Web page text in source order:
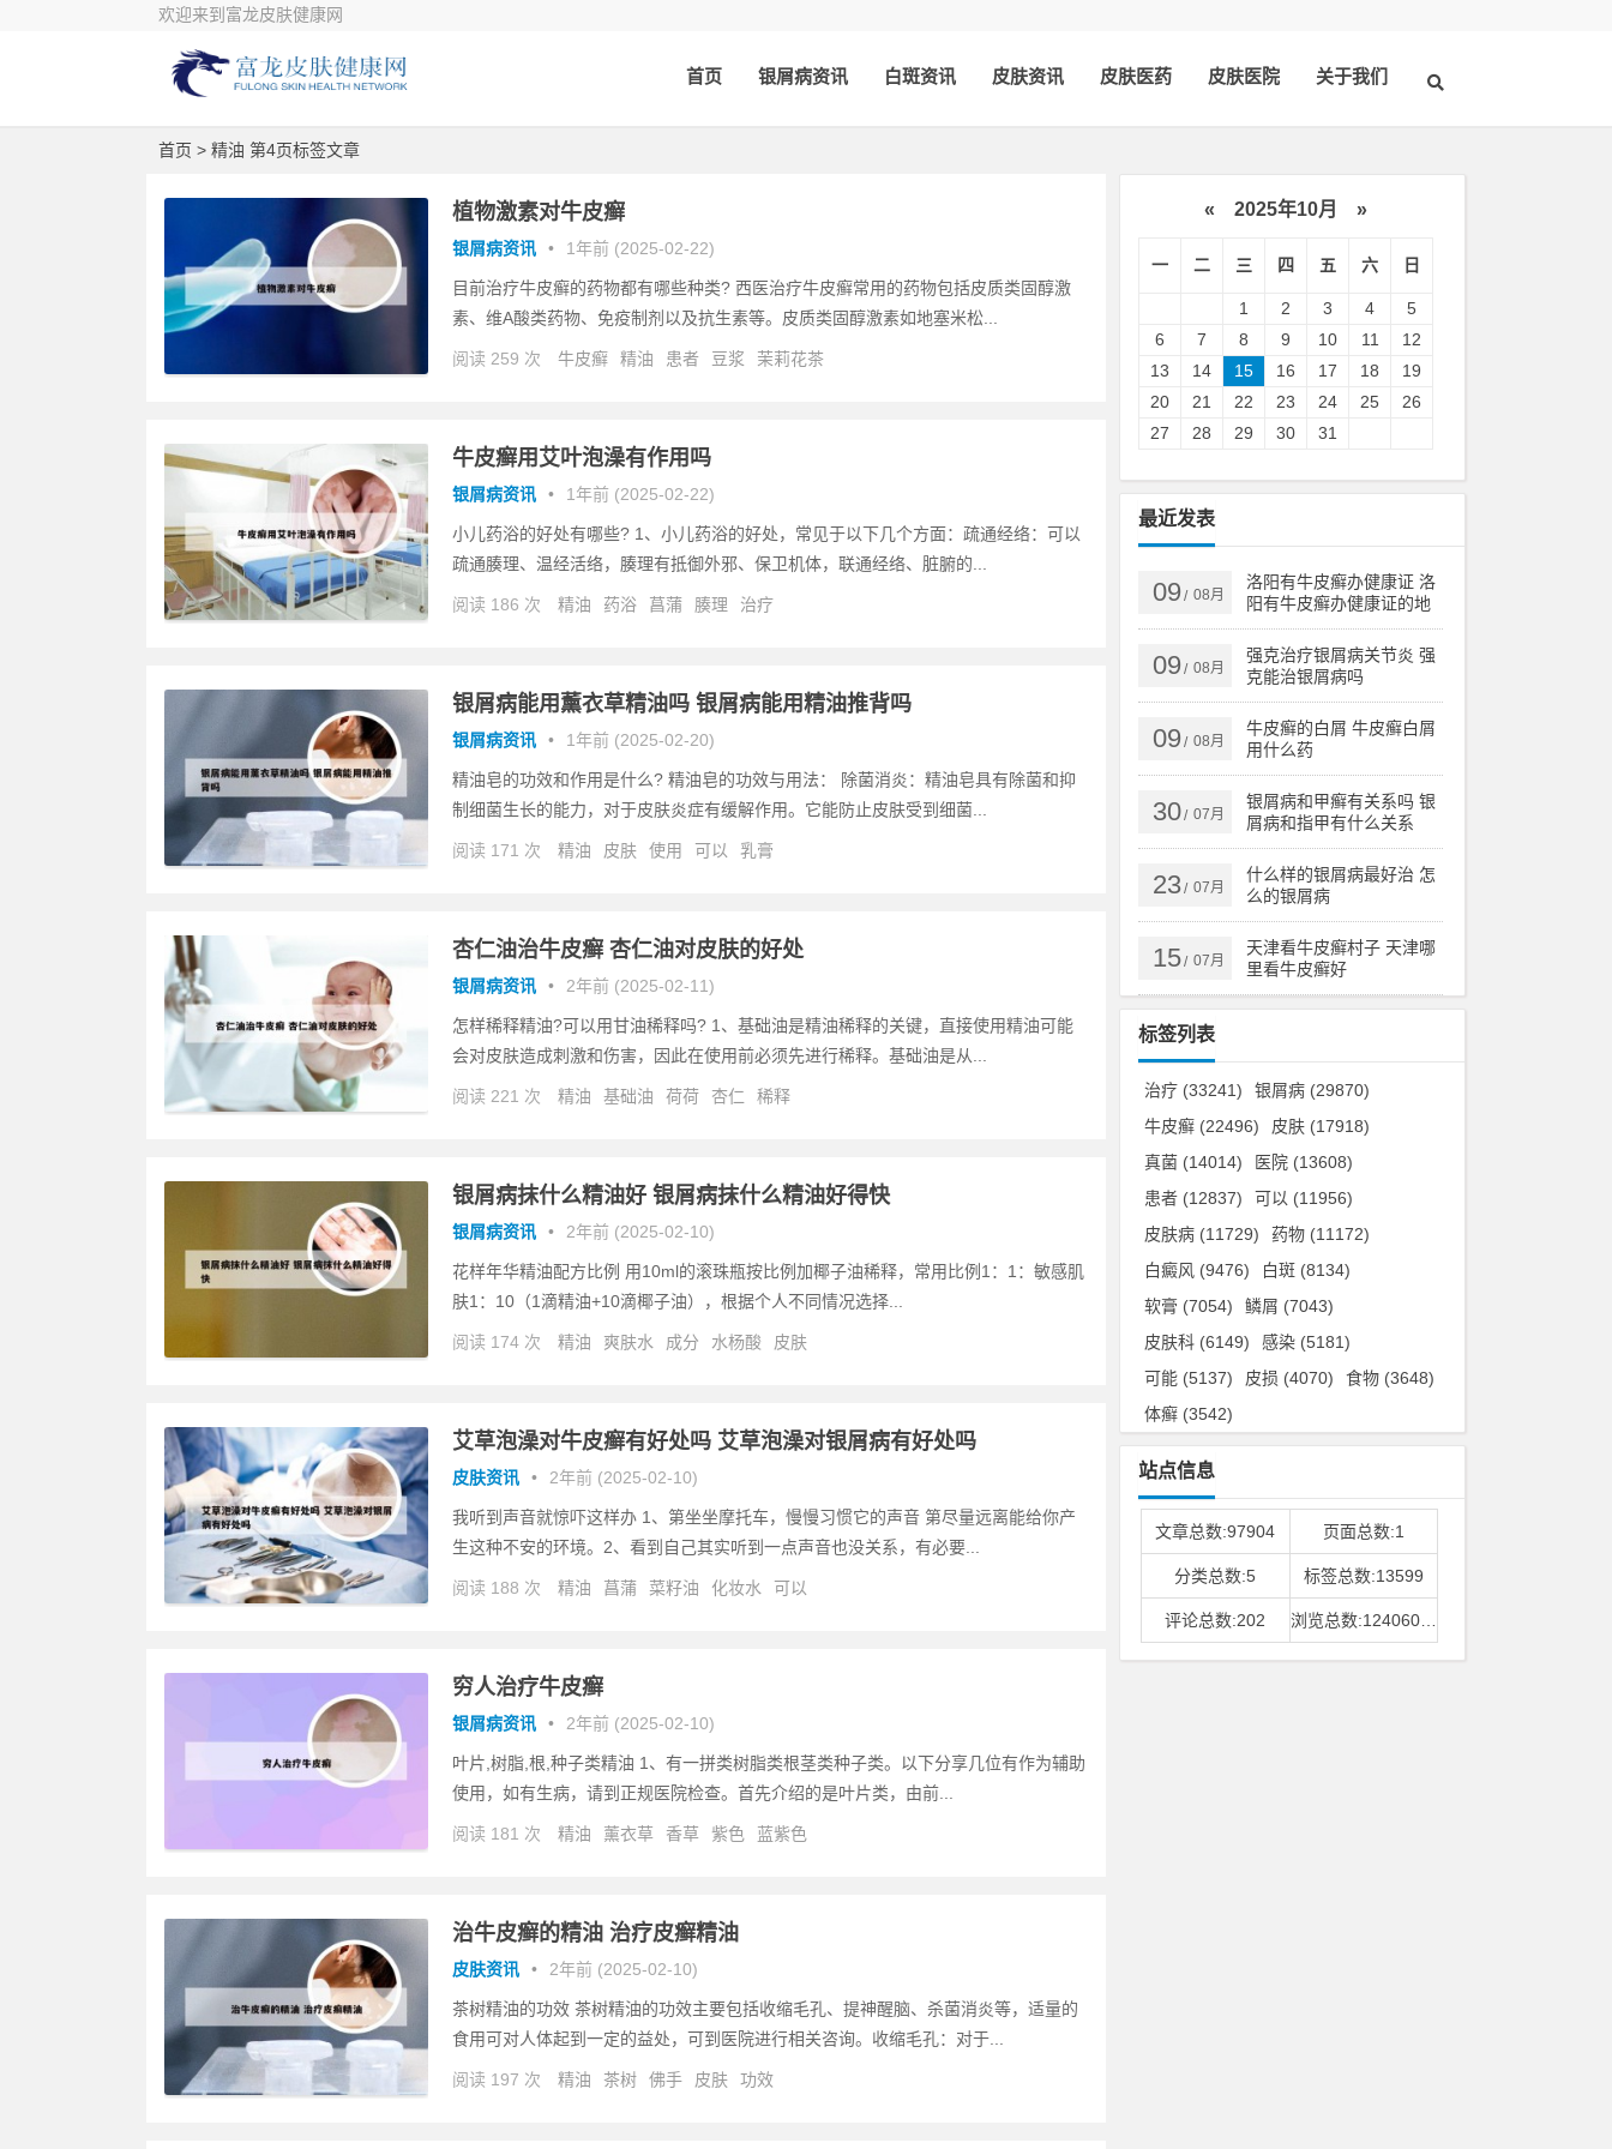
欢迎来到富龙皮肤健康网
首页 银屑病资讯 白斑资讯 皮肤资讯 皮肤医药 皮肤医院 关于我们
首页 > 精油 第4页标签文章
植物激素对牛皮癣
银屑病资讯 • 1年前 (2025-02-22)
目前治疗牛皮癣的药物都有哪些种类? 西医治疗牛皮癣常用的药物包括皮质类固醇激
素、维A酸类药物、免疫制剂以及抗生素等。皮质类固醇激素如地塞米松...
阅读 259 次 牛皮癣 精油 患者 豆浆 茉莉花茶
牛皮癣用艾叶泡澡有作用吗
银屑病资讯 • 1年前 (2025-02-22)
小儿药浴的好处有哪些? 1、小儿药浴的好处，常见于以下几个方面：疏通经络：可以
疏通腠理、温经活络，腠理有抵御外邪、保卫机体，联通经络、脏腑的...
阅读 186 次 精油 药浴 菖蒲 腠理 治疗
银屑病能用薰衣草精油吗 银屑病能用精油推背吗
银屑病资讯 • 1年前 (2025-02-20)
精油皂的功效和作用是什么? 精油皂的功效与用法： 除菌消炎：精油皂具有除菌和抑
制细菌生长的能力，对于皮肤炎症有缓解作用。它能防止皮肤受到细菌...
阅读 171 次 精油 皮肤 使用 可以 乳膏
杏仁油治牛皮癣 杏仁油对皮肤的好处
银屑病资讯 • 2年前 (2025-02-11)
怎样稀释精油?可以用甘油稀释吗? 1、基础油是精油稀释的关键，直接使用精油可能
会对皮肤造成刺激和伤害，因此在使用前必须先进行稀释。基础油是从...
阅读 221 次 精油 基础油 荷荷 杏仁 稀释
银屑病抹什么精油好 银屑病抹什么精油好得快
银屑病资讯 • 2年前 (2025-02-10)
花样年华精油配方比例 用10ml的滚珠瓶按比例加椰子油稀释，常用比例1：1：敏感肌
肤1：10（1滴精油+10滴椰子油），根据个人不同情况选择...
阅读 174 次 精油 爽肤水 成分 水杨酸 皮肤
艾草泡澡对牛皮癣有好处吗 艾草泡澡对银屑病有好处吗
皮肤资讯 • 2年前 (2025-02-10)
我听到声音就惊吓这样办 1、第坐坐摩托车，慢慢习惯它的声音 第尽量远离能给你产
生这种不安的环境。2、看到自己其实听到一点声音也没关系，有必要...
阅读 188 次 精油 菖蒲 菜籽油 化妆水 可以
穷人治疗牛皮癣
银屑病资讯 • 2年前 (2025-02-10)
叶片,树脂,根,种子类精油 1、有一拼类树脂类根茎类种子类。以下分享几位有作为辅助
使用，如有生病，请到正规医院检查。首先介绍的是叶片类，由前...
阅读 181 次 精油 薰衣草 香草 紫色 蓝紫色
治牛皮癣的精油 治疗皮癣精油
皮肤资讯 • 2年前 (2025-02-10)
茶树精油的功效 茶树精油的功效主要包括收缩毛孔、提神醒脑、杀菌消炎等，适量的
食用可对人体起到一定的益处，可到医院进行相关咨询。收缩毛孔：对于...
阅读 197 次 精油 茶树 佛手 皮肤 功效
« 2025年10月 »
一 二 三 四 五 六 日
1 2 3 4
5
6
7 8 9 10 11
12
13
14 15 16 17 18
19
20
21 22 23 24 25
26
27
28 29 30 31
最近发表
09/ 08月
洛阳有牛皮癣办健康证 洛
阳有牛皮癣办健康证的地
方吗
09/ 08月
强克治疗银屑病关节炎 强
克能治银屑病吗
09/ 08月
牛皮癣的白屑 牛皮癣白屑
用什么药
30/ 07月
银屑病和甲癣有关系吗 银
屑病和指甲有什么关系
23/ 07月
什么样的银屑病最好治 怎
么的银屑病
15/ 07月
天津看牛皮癣村子 天津哪
里看牛皮癣好
标签列表
治疗 (33241) 银屑病 (29870)
牛皮癣 (22496) 皮肤 (17918)
真菌 (14014) 医院 (13608)
患者 (12837) 可以 (11956)
皮肤病 (11729) 药物 (11172)
白癜风 (9476) 白斑 (8134)
软膏 (7054) 鳞屑 (7043)
皮肤科 (6149) 感染 (5181)
可能 (5137) 皮损 (4070) 食物 (3648)
体癣 (3542)
站点信息
文章总数:97904 页面总数:1
分类总数:5 标签总数:13599
评论总数:202 浏览总数:12406006